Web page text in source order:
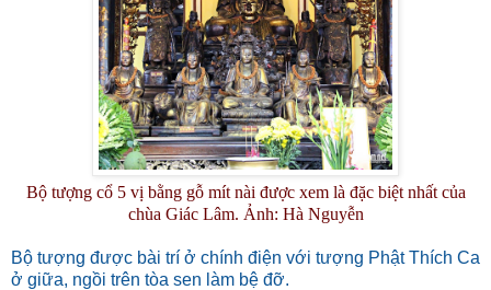
Bộ tượng cổ 5 vị bằng gỗ mít nài được xem là đặc biệt nhất của
chùa Giác Lâm. Ảnh: Hà Nguyễn
Bộ tượng được bài trí ở chính điện với tượng Phật Thích Ca
ở giữa, ngồi trên tòa sen làm bệ đỡ.